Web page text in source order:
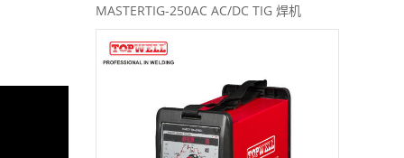
MASTERTIG-250AC AC/DC TIG 焊机